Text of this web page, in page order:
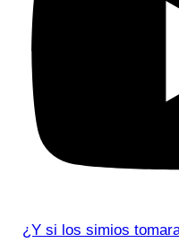
¿Y si los simios